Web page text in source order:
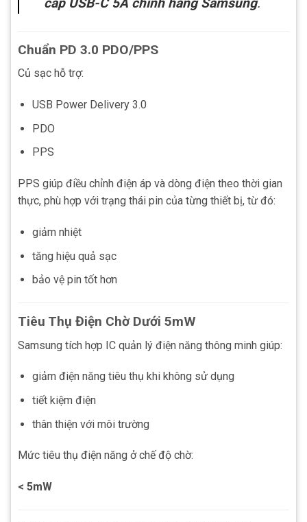
Chuẩn PD 3.0 PDO/PPS
Củ sạc hỗ trợ:
USB Power Delivery 3.0
PDO
PPS
PPS giúp điều chỉnh điện áp và dòng điện theo thời gian
thực, phù hợp với trạng thái pin của từng thiết bị, từ đó:
giảm nhiệt
tăng hiệu quả sạc
bảo vệ pin tốt hơn
Tiêu Thụ Điện Chờ Dưới 5mW
Samsung tích hợp IC quản lý điện năng thông minh giúp:
giảm điện năng tiêu thụ khi không sử dụng
tiết kiệm điện
thân thiện với môi trường
Mức tiêu thụ điện năng ở chế độ chờ:
< 5mW